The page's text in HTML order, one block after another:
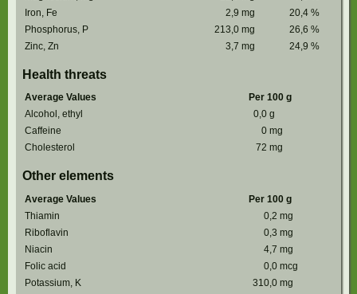
Iron, Fe
2,9 mg 20,4 %
Phosphorus, P
213,0 mg 26,6 %
Zinc, Zn
3,7 mg 24,9 %
Health threats
Average Values
Per 100 g
Alcohol, ethyl
0,0 g
Caffeine
0 mg
Cholesterol
72 mg
Other elements
Average Values
Per 100 g
Thiamin
0,2 mg
Riboflavin
0,3 mg
Niacin
4,7 mg
Folic acid
0,0 mcg
Potassium, K
310,0 mg